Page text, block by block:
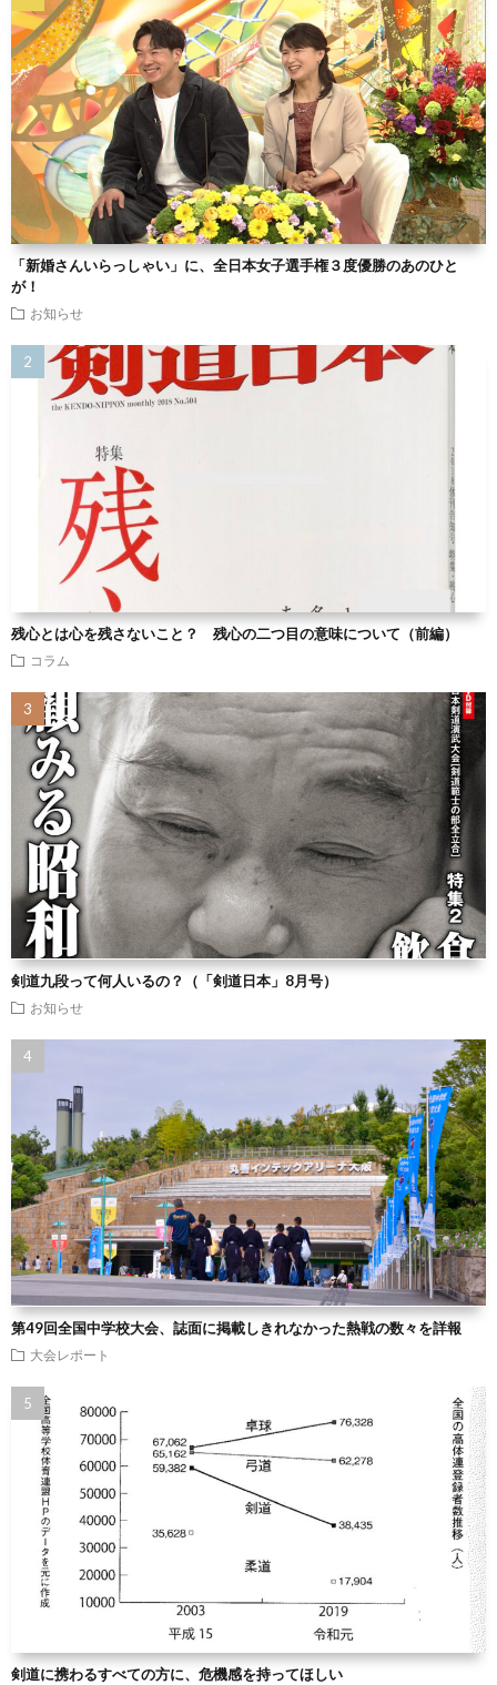
「新婚さんいらっしゃい」に、全日本女子選手権３度優勝のあのひと
が！
お知らせ
残心とは心を残さないこと？ 残心の二つ目の意味について（前編）
コラム
剣道九段って何人いるの？（「剣道日本」8月号）
お知らせ
第49回全国中学校大会、誌面に掲載しきれなかった熱戦の数々を詳報
大会レポート
剣道に携わるすべての方に、危機感を持ってほしい